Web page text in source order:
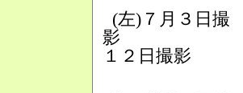
(左)７月３日撮
影
１２日撮影